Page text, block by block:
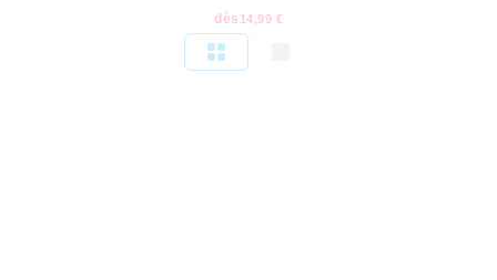
dès 14,99 €